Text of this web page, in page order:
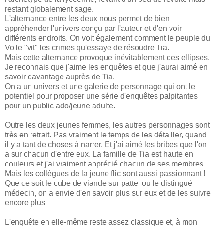
restant globalement sage.
L'alternance entre les deux nous permet de bien
appréhender l'univers conçu par l'auteur et d'en voir
différents endroits. On voit également comment le peuple du
Voile "vit" les crimes qu'essaye de résoudre Tia.
Mais cette alternance provoque inévitablement des ellipses.
Je reconnais que j'aime les enquêtes et que j'aurai aimé en
savoir davantage auprès de Tia.
On a un univers et une galerie de personnage qui ont le
potentiel pour proposer une série d'enquêtes palpitantes
pour un public ado/jeune adulte.
Outre les deux jeunes femmes, les autres personnages sont
très en retrait. Pas vraiment le temps de les détailler, quand
il y a tant de choses à narrer. Et j'ai aimé les bribes que l'on
a sur chacun d'entre eux. La famille de Tia est haute en
couleurs et j'ai vraiment apprécié chacun de ses membres.
Mais les collègues de la jeune flic sont aussi passionnant !
Que ce soit le cube de viande sur patte, ou le distingué
médecin, on a envie d'en savoir plus sur eux et de les suivre
encore plus.
L'enquête en elle-même reste assez classique et, à mon